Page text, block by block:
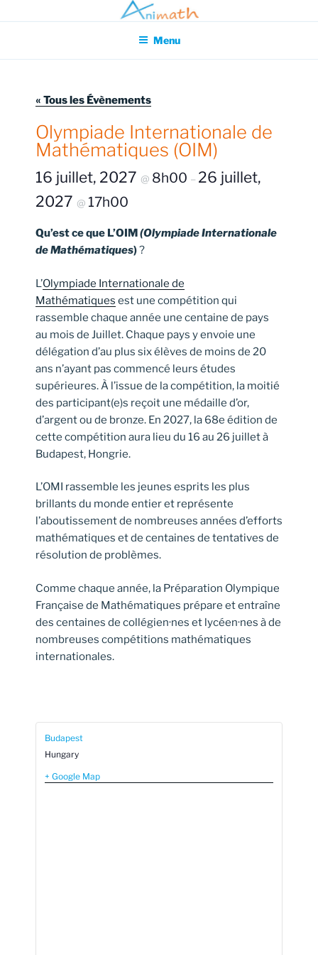
au
principal
Association pour l'Animation en Mathématiques
Menu
« Tous les Évènements
Olympiade Internationale de
Mathématiques (OIM)
16 juillet, 2027 @ 8h00 – 26 juillet,
2027 @ 17h00
Qu’est ce que L’OIM (Olympiade Internationale
de Mathématiques)?
L’Olympiade Internationale de
Mathématiques est une compétition qui
rassemble chaque année une centaine de pays
au mois de Juillet. Chaque pays y envoie une
délégation d’au plus six élèves de moins de 20
ans n’ayant pas commencé leurs études
supérieures. À l’issue de la compétition, la moitié
des participant(e)s reçoit une médaille d’or,
d’argent ou de bronze. En 2027, la 68e édition de
cette compétition aura lieu du 16 au 26 juillet à
Budapest, Hongrie.
L’OMI rassemble les jeunes esprits les plus
brillants du monde entier et représente
l’aboutissement de nombreuses années d’efforts
mathématiques et de centaines de tentatives de
résolution de problèmes.
Comme chaque année, la Préparation Olympique
Française de Mathématiques prépare et entraîne
des centaines de collégien·nes et lycéen·nes à de
nombreuses compétitions mathématiques
internationales.
Budapest
Hungary
+ Google Map